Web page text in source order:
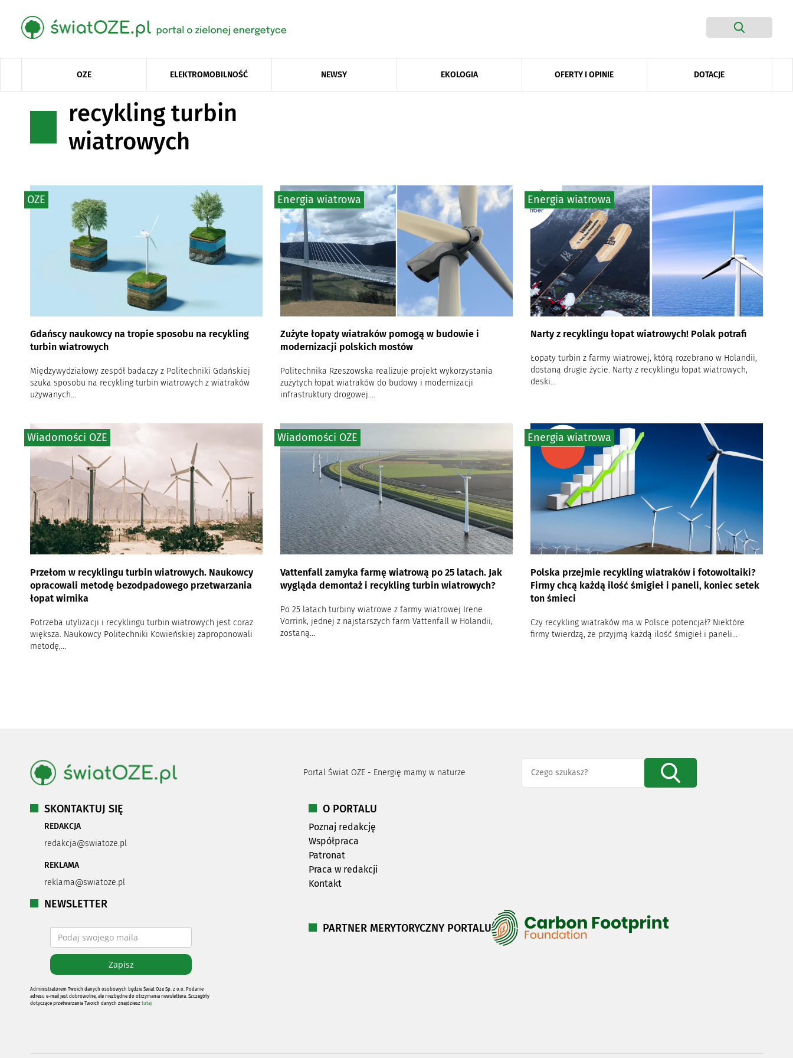
OZE ELEKTROMOBILNOŚĆ NEWSY EKOLOGIA OFERTY I OPINIE DOTACJE
recykling turbin
wiatrowych
Gdańscy naukowcy na tropie sposobu na recykling
turbin wiatrowych
Międzywydziałowy zespół badaczy z Politechniki Gdańskiej
szuka sposobu na recykling turbin wiatrowych z wiatraków
używanych...
OZE
Zużyte łopaty wiatraków pomogą w budowie i
modernizacji polskich mostów
Politechnika Rzeszowska realizuje projekt wykorzystania
zużytych łopat wiatraków do budowy i modernizacji
infrastruktury drogowej....
Energia wiatrowa
Narty z recyklingu łopat wiatrowych! Polak potrafi
Łopaty turbin z farmy wiatrowej, którą rozebrano w Holandii,
dostaną drugie życie. Narty z recyklingu łopat wiatrowych,
deski...
Energia wiatrowa
Przełom w recyklingu turbin wiatrowych. Naukowcy
opracowali metodę bezodpadowego przetwarzania
łopat wirnika
Potrzeba utylizacji i recyklingu turbin wiatrowych jest coraz
większa. Naukowcy Politechniki Kowieńskiej zaproponowali
metodę,...
Wiadomości OZE
Vattenfall zamyka farmę wiatrową po 25 latach. Jak
wygląda demontaż i recykling turbin wiatrowych?
Po 25 latach turbiny wiatrowe z farmy wiatrowej Irene
Vorrink, jednej z najstarszych farm Vattenfall w Holandii,
zostaną...
Wiadomości OZE
Polska przejmie recykling wiatraków i fotowoltaiki?
Firmy chcą każdą ilość śmigieł i paneli, koniec setek
ton śmieci
Czy recykling wiatraków ma w Polsce potencjał? Niektóre
firmy twierdzą, że przyjmą każdą ilość śmigieł i paneli...
Energia wiatrowa
Portal Świat OZE - Energię mamy w naturze
SKONTAKTUJ SIĘ
REDAKCJA
redakcja@swiatoze.pl
REKLAMA
reklama@swiatoze.pl
NEWSLETTER
Administratorem Twoich danych osobowych będzie Świat Oze Sp. z o.o. Podanie
adresu e-mail jest dobrowolne, ale niezbędne do otrzymania newslettera. Szczegóły
dotyczące przetwarzania Twoich danych znajdziesz tutaj
O PORTALU
Poznaj redakcję
Współpraca
Patronat
Praca w redakcji
Kontakt
PARTNER MERYTORYCZNY PORTALU